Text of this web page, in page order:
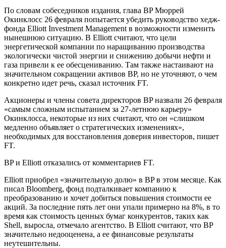
По словам собеседников издания, глава BP Мюррей
Окинклосс 26 февраля попытается убедить руководство хедж-
фонда Elliott Investment Management в возможности изменить
нынешнюю ситуацию. В Elliott считают, что цели
энергетической компании по наращиванию производства
экологически чистой энергии и снижению добычи нефти и
газа привели к ее обесцениванию. Там также настаивают на
значительном сокращении активов BP, но не уточняют, о чем
конкретно идет речь, сказал источник FT.
Акционеры и члены совета директоров BP назвали 26 февраля
«самым сложным испытанием за 27-летнюю карьеру»
Окинклосса, некоторые из них считают, что он «слишком
медленно объявляет о стратегических изменениях»,
необходимых для восстановления доверия инвесторов, пишет
FT.
BP и Elliott отказались от комментариев FT.
Elliott приобрел «значительную долю» в BP в этом месяце. Как
писал Bloomberg, фонд подталкивает компанию к
преобразованию и хочет добиться повышения стоимости ее
акций. За последние пять лет они упали примерно на 8%, в то
время как стоимость ценных бумаг конкурентов, таких как
Shell, выросла, отмечало агентство. В Elliott считают, что BP
значительно недооценена, а ее финансовые результаты
неутешительны.